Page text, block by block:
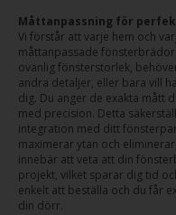
Måttanpassning för
Vi förstår att varje hem och
måttanpassade
ovanlig fönsterstorlek,
andra detaljer, eller bara vill
dig. Du anger de exakta mått
med precision. Detta
integration med ditt
maximerar ytan och
innebär att veta att din
projekt, vilket sparar dig tid
enkelt att beställa och du får
din dörr.